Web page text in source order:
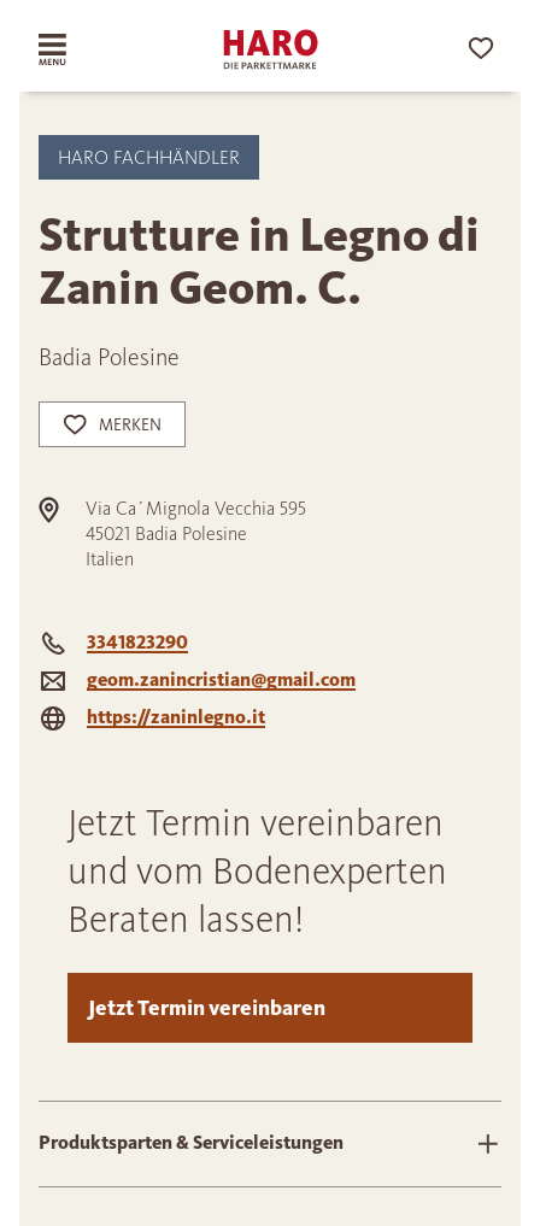
HARO FACHHÄNDLER
Strutture in Legno di
Zanin Geom. C.
Badia Polesine
MERKEN
Via Ca´Mignola Vecchia 595
45021 Badia Polesine
Italien
3341823290
geom.zanincristian@gmail.com
https://zaninlegno.it
Jetzt Termin vereinbaren
und vom Bodenexperten
Beraten lassen!
Jetzt Termin vereinbaren
Produktsparten & Serviceleistungen